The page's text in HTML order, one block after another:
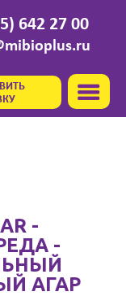
642 27 00
-
-
АГАР